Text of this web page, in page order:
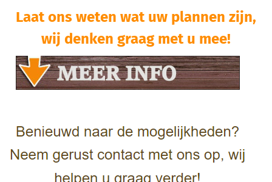
Laat ons weten wat uw plannen zijn,
wij denken graag met u mee!​